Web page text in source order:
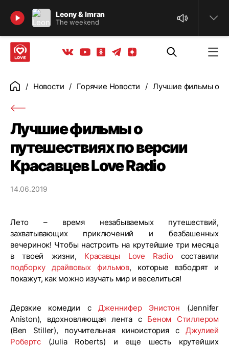
Leony & Imran
The weekend
Найти
Вконтакте
YoutubeОдноклассники
ТелеграмЯндекс дзен
ГлавнаяНовости Горячие Новости Лучшие фильмы о
Лучшие фильмы о
путешествиях по версии
Красавцев Love Radio
14.06.2019
Лето – время незабываемых путешествий,
захватывающих приключений и безбашенных
вечеринок! Чтобы настроить на крутейшие три месяца
в твоей жизни, Красавцы Love Radioсоставили
подборку драйвовых фильмов, которые взбодрят и
покажут, как можно изучать мир и веселиться!
Дерзкие комедии сДженнифер Энистон (Jennifer
Aniston), вдохновляющая лента с Беном Стиллером
(Ben Stiller), поучительная киноистория сДжулией
Робертс(Julia Roberts) и еще шесть крутейших